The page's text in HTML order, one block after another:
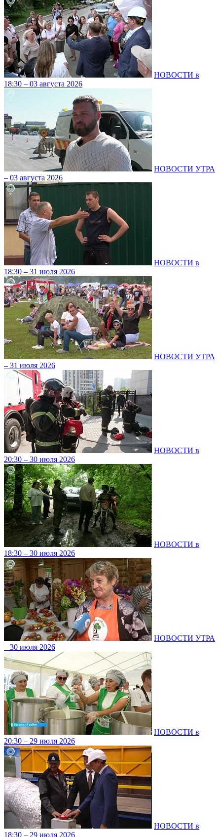
НОВОСТИ в
18:30 – 03 августа 2026
НОВОСТИ УТРА
– 03 августа 2026
НОВОСТИ в
18:30 – 31 июля 2026
НОВОСТИ УТРА
– 31 июля 2026
НОВОСТИ в
20:30 – 30 июля 2026
НОВОСТИ в
18:30 – 30 июля 2026
НОВОСТИ УТРА
– 30 июля 2026
НОВОСТИ в
20:30 – 29 июля 2026
НОВОСТИ в
18:30 – 29 июля 2026